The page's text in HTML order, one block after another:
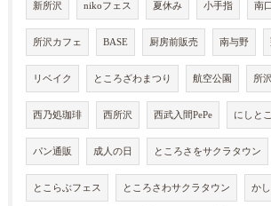
新所沢 nikoフェス 夏休み 小手指 南
所沢カフェ BASE 厨房前販売 南与野
リベイク ところざわまつり 航空公園 所
西乃処珈琲 西所沢 西武入間PePe にしとこ
パン通販 成人の日 ところさをサクラタウン
とこらぶフェス ところさわサクラタウン か